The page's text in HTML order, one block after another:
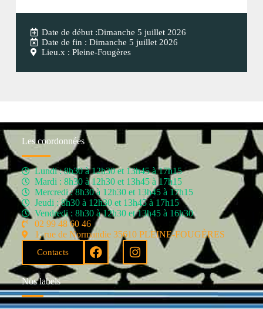
Date de début :Dimanche 5 juillet 2026
Date de fin : Dimanche 5 juillet 2026
Lieu.x : Pleine-Fougères
Les coordonnées
Lundi : 8h30 à 12h30 et 13h45 à 17h15
Mardi : 8h30 à 12h30 et 13h45 à 17h15
Mercredi : 8h30 à 12h30 et 13h45 à 17h15
Jeudi : 8h30 à 12h30 et 13h45 à 17h15
Vendredi : 8h30 à 12h30 et 13h45 à 16h30
02 99 48 60 46
1, rue de Normandie 35610 PLEINE-FOUGÈRES
Contacts
Nos labels